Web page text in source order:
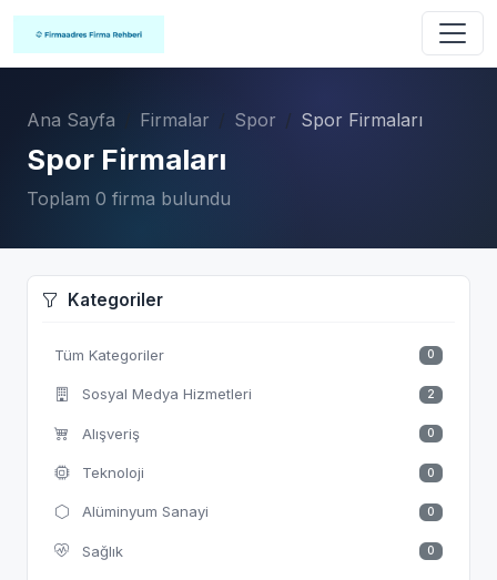
Ana Sayfa Firmalar Spor Spor Firmaları
Spor Firmaları
Toplam 0 firma bulundu
Kategoriler
Tüm Kategoriler 0
Sosyal Medya Hizmetleri 2
Alışveriş 0
Teknoloji 0
Alüminyum Sanayi 0
Sağlık 0